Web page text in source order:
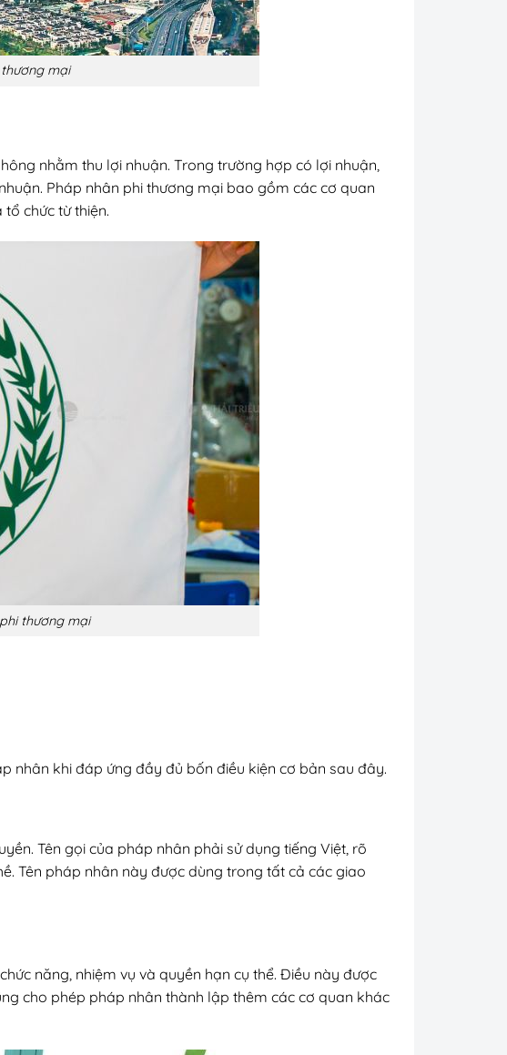
mại
nhằm thu lợi nhuận. Trong trường hợp có lợi nhuận,
Pháp nhân phi thương mại bao gồm các cơ quan
chức từ thiện.
thương mại
nhân khi đáp ứng đầy đủ bốn điều kiện cơ bản sau đây.
Tên gọi của pháp nhân phải sử dụng tiếng Việt, rõ
Tên pháp nhân này được dùng trong tất cả các giao
năng, nhiệm vụ và quyền hạn cụ thể. Điều này được
cho phép pháp nhân thành lập thêm các cơ quan khác